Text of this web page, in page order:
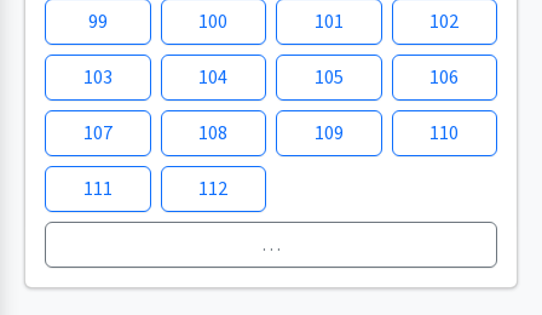
99 100 101 102
103 104 105 106
107 108 109 110
111 112
…